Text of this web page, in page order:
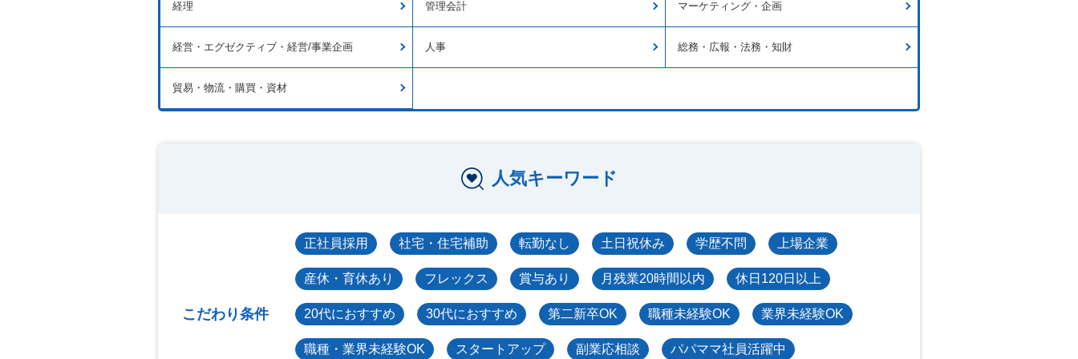
経理 管理会計 マーケティング・企画
経営・エグゼクティブ・経営/事業企画 人事 総務・広報・法務・知財
貿易・物流・購買・資材
人気キーワード
こだわり条件
正社員採用 社宅・住宅補助 転勤なし 土日祝休み 学歴不問 上場企業
産休・育休あり フレックス 賞与あり 月残業20時間以内 休日120日以上
20代におすすめ 30代におすすめ 第二新卒OK 職種未経験OK 業界未経験OK
職種・業界未経験OK スタートアップ 副業応相談 パパママ社員活躍中